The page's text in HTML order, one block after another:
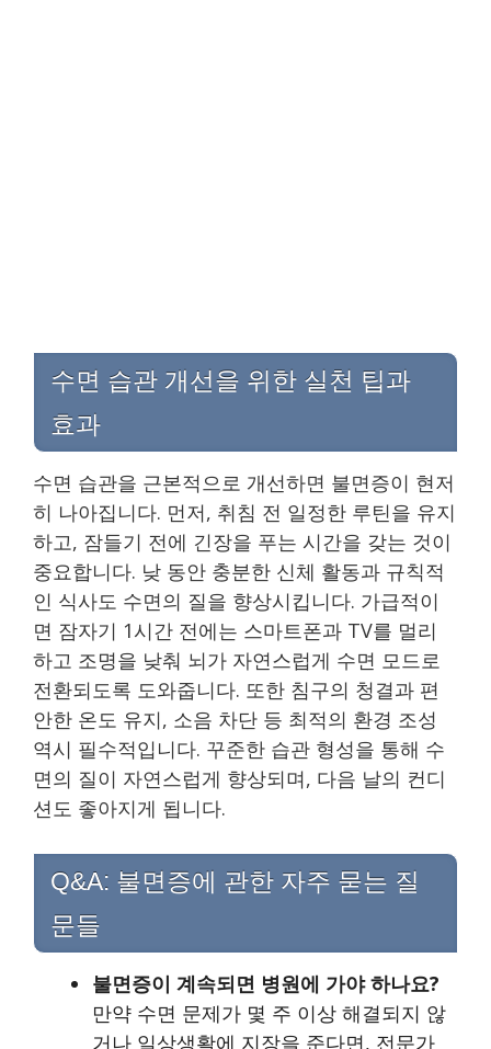
수면 습관 개선을 위한 실천 팁과
효과
수면 습관을 근본적으로 개선하면 불면증이 현저
히 나아집니다. 먼저, 취침 전 일정한 루틴을 유지
하고, 잠들기 전에 긴장을 푸는 시간을 갖는 것이
중요합니다. 낮 동안 충분한 신체 활동과 규칙적
인 식사도 수면의 질을 향상시킵니다. 가급적이
면 잠자기 1시간 전에는 스마트폰과 TV를 멀리
하고 조명을 낮춰 뇌가 자연스럽게 수면 모드로
전환되도록 도와줍니다. 또한 침구의 청결과 편
안한 온도 유지, 소음 차단 등 최적의 환경 조성
역시 필수적입니다. 꾸준한 습관 형성을 통해 수
면의 질이 자연스럽게 향상되며, 다음 날의 컨디
션도 좋아지게 됩니다.
Q&A: 불면증에 관한 자주 묻는 질
문들
불면증이 계속되면 병원에 가야 하나요?
만약 수면 문제가 몇 주 이상 해결되지 않
거나 일상생활에 지장을 준다면, 전문가